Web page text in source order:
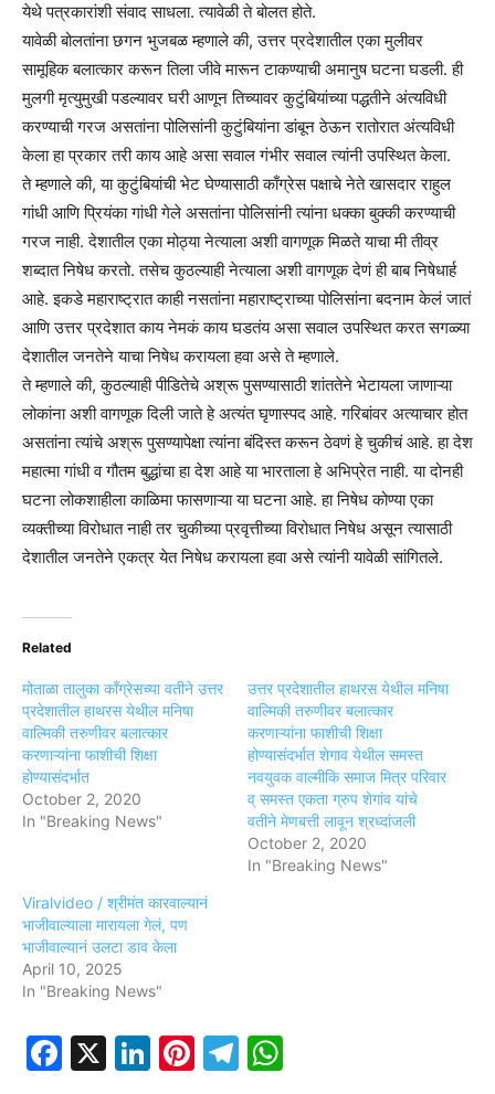
येथे पत्रकारांशी संवाद साधला. त्यावेळी ते बोलत होते.
यावेळी बोलतांना छगन भुजबळ म्हणाले की, उत्तर प्रदेशातील एका मुलीवर
सामूहिक बलात्कार करून तिला जीवे मारून टाकण्याची अमानुष घटना घडली. ही
मुलगी मृत्युमुखी पडल्यावर घरी आणून तिच्यावर कुटुंबियांच्या पद्धतीने अंत्यविधी
करण्याची गरज असतांना पोलिसांनी कुटुंबियांना डांबून ठेऊन रातोरात अंत्यविधी
केला हा प्रकार तरी काय आहे असा सवाल गंभीर सवाल त्यांनी उपस्थित केला.
ते म्हणाले की, या कुटुंबियांची भेट घेण्यासाठी काँग्रेस पक्षाचे नेते खासदार राहुल
गांधी आणि प्रियंका गांधी गेले असतांना पोलिसांनी त्यांना धक्का बुक्की करण्याची
गरज नाही. देशातील एका मोठ्या नेत्याला अशी वागणूक मिळते याचा मी तीव्र
शब्दात निषेध करतो. तसेच कुठल्याही नेत्याला अशी वागणूक देणं ही बाब निषेधार्ह
आहे. इकडे महाराष्ट्रात काही नसतांना महाराष्ट्राच्या पोलिसांना बदनाम केलं जातं
आणि उत्तर प्रदेशात काय नेमकं काय घडतंय असा सवाल उपस्थित करत सगळ्या
देशातील जनतेने याचा निषेध करायला हवा असे ते म्हणाले.
ते म्हणाले की, कुठल्याही पीडितेचे अश्रू पुसण्यासाठी शांततेने भेटायला जाणाऱ्या
लोकांना अशी वागणूक दिली जाते हे अत्यंत घृणास्पद आहे. गरिबांवर अत्याचार होत
असतांना त्यांचे अश्रू पुसण्यापेक्षा त्यांना बंदिस्त करून ठेवणं हे चुकीचं आहे. हा देश
महात्मा गांधी व गौतम बुद्धांचा हा देश आहे या भारताला हे अभिप्रेत नाही. या दोनही
घटना लोकशाहीला काळिमा फासणाऱ्या या घटना आहे. हा निषेध कोण्या एका
व्यक्तीच्या विरोधात नाही तर चुकीच्या प्रवृत्तीच्या विरोधात निषेध असून त्यासाठी
देशातील जनतेने एकत्र येत निषेध करायला हवा असे त्यांनी यावेळी सांगितले.
Related
मोताळा तालुका काँग्रेसच्या वतीने उत्तर
प्रदेशातील हाथरस येथील मनिषा
वाल्मिकी तरुणीवर बलात्कार
करणाऱ्यांना फाशीची शिक्षा
होण्यासंदर्भात
October 2, 2020
In "Breaking News"
उत्तर प्रदेशातील हाथरस येथील मनिषा
वाल्मिकी तरुणीवर बलात्कार
करणाऱ्यांना फाशीची शिक्षा
होण्यासंदर्भात शेगाव येथील समस्त
नवयुवक वाल्मीकि समाज मित्र परिवार
व् समस्त एकता ग्रुप शेगांव यांचे
वतीने मेणबत्ती लावून श्रध्दांजली
October 2, 2020
In "Breaking News"
Viralvideo / श्रीमंत कारवाल्यानं
भाजीवाल्याला मारायला गेलं, पण
भाजीवाल्यानं उलटा डाव केला
April 10, 2025
In "Breaking News"
Facebook
X LinkedIn
Pinterest
Telegram